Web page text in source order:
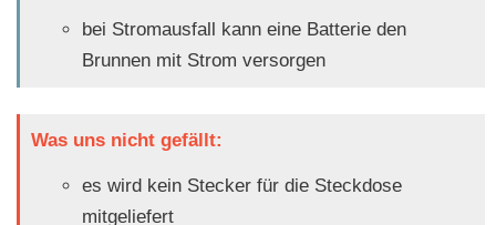
bei Stromausfall kann eine Batterie den
Brunnen mit Strom versorgen
Was uns nicht gefällt:
es wird kein Stecker für die Steckdose
mitgeliefert